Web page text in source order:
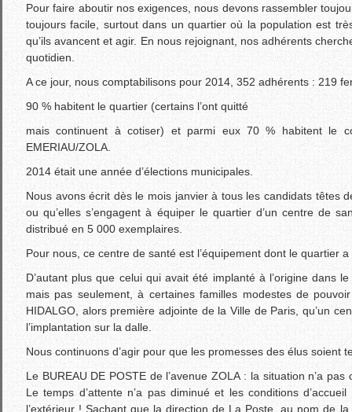
Pour faire aboutir nos exigences, nous devons rassembler
toujours facile, surtout dans un quartier où la population est
qu’ils avancent et agir. En nous rejoignant, nos adhérents
quotidien.
A ce jour, nous comptabilisons pour 2014, 352 adhérents : 219
90 % habitent le quartier (certains l’ont quitté
mais continuent à cotiser) et parmi eux 70 % habitent le
EMERIAU/ZOLA.
2014 était une année d’élections municipales.
Nous avons écrit dès le mois janvier à tous les candidats têtes
ou qu’elles s’engagent à équiper le quartier d’un centre de
distribué en 5 000 exemplaires.
Pour nous, ce centre de santé est l’équipement dont le quartier
D’autant plus que celui qui avait été implanté à l’origine dans
mais pas seulement, à certaines familles modestes de
HIDALGO, alors première adjointe de la Ville de Paris, qu’un
l’implantation sur la dalle.
Nous continuons d’agir pour que les promesses des élus soient
Le BUREAU DE POSTE de l’avenue ZOLA : la situation n’a
Le temps d’attente n’a pas diminué et les conditions
l’extérieur ! Sachant que la direction de La Poste, au nom de